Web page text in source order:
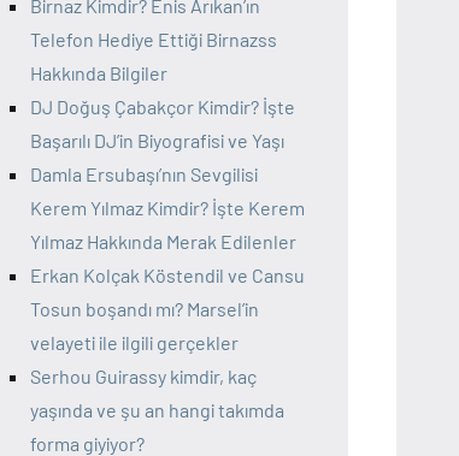
Birnaz Kimdir? Enis Arıkan’ın
Telefon Hediye Ettiği Birnazss
Hakkında Bilgiler
DJ Doğuş Çabakçor Kimdir? İşte
Başarılı DJ’in Biyografisi ve Yaşı
Damla Ersubaşı’nın Sevgilisi
Kerem Yılmaz Kimdir? İşte Kerem
Yılmaz Hakkında Merak Edilenler
Erkan Kolçak Köstendil ve Cansu
Tosun boşandı mı? Marsel’in
velayeti ile ilgili gerçekler
Serhou Guirassy kimdir, kaç
yaşında ve şu an hangi takımda
forma giyiyor?